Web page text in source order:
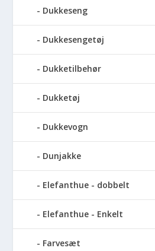
Dukkeseng
Dukkesengetøj
Dukketilbehør
Dukketøj
Dukkevogn
Dunjakke
Elefanthue - dobbelt
Elefanthue - Enkelt
Farvesæt